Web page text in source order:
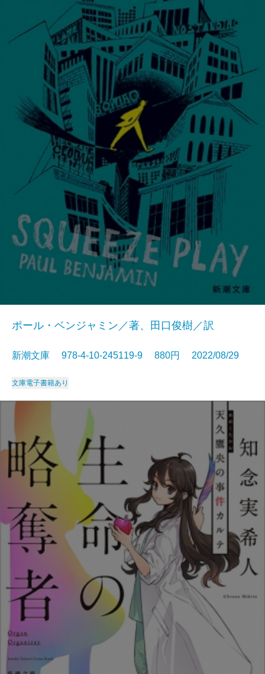
ポール・ベンジャミン／著、田口俊樹／訳
新潮文庫 978-4-10-245119-9 880円 2022/08/29
文庫電子書籍あり